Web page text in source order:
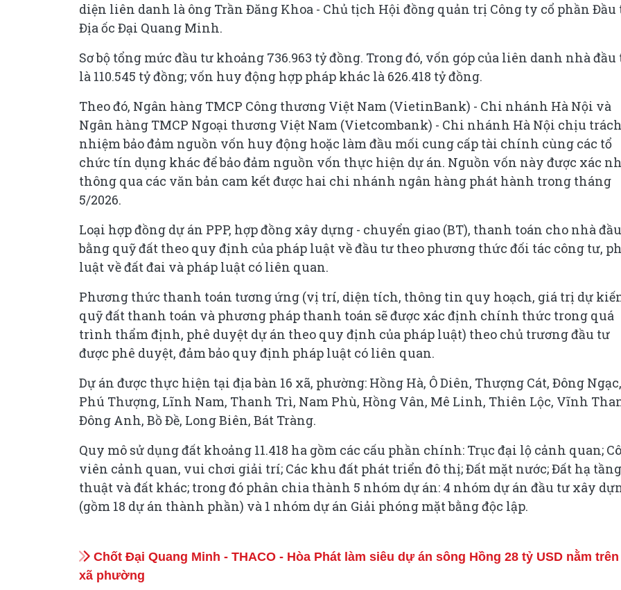
diện liên danh là ông Trần Đăng Khoa - Chủ tịch Hội đồng quản trị Công ty cổ phần Đầu
Địa ốc Đại Quang Minh.
Sơ bộ tổng mức đầu tư khoảng 736.963 tỷ đồng. Trong đó, vốn góp của liên danh nhà đầu
là 110.545 tỷ đồng; vốn huy động hợp pháp khác là 626.418 tỷ đồng.
Theo đó, Ngân hàng TMCP Công thương Việt Nam (VietinBank) - Chi nhánh Hà Nội và
Ngân hàng TMCP Ngoại thương Việt Nam (Vietcombank) - Chi nhánh Hà Nội chịu
nhiệm bảo đảm nguồn vốn huy động hoặc làm đầu mối cung cấp tài chính cùng các tổ
chức tín dụng khác để bảo đảm nguồn vốn thực hiện dự án. Nguồn vốn này được xác
thông qua các văn bản cam kết được hai chi nhánh ngân hàng phát hành trong tháng
5/2026.
Loại hợp đồng dự án PPP, hợp đồng xây dựng - chuyển giao (BT), thanh toán cho nhà
bằng quỹ đất theo quy định của pháp luật về đầu tư theo phương thức đối tác công tư,
luật về đất đai và pháp luật có liên quan.
Phương thức thanh toán tương ứng (vị trí, diện tích, thông tin quy hoạch, giá trị dự
quỹ đất thanh toán và phương pháp thanh toán sẽ được xác định chính thức trong quá
trình thẩm định, phê duyệt dự án theo quy định của pháp luật) theo chủ trương đầu tư
được phê duyệt, đảm bảo quy định pháp luật có liên quan.
Dự án được thực hiện tại địa bàn 16 xã, phường: Hồng Hà, Ô Diên, Thượng Cát, Đông Ngạc,
Phú Thượng, Lĩnh Nam, Thanh Trì, Nam Phù, Hồng Vân, Mê Linh, Thiên Lộc, Vĩnh
Đông Anh, Bồ Đề, Long Biên, Bát Tràng.
Quy mô sử dụng đất khoảng 11.418 ha gồm các cấu phần chính: Trục đại lộ cảnh quan;
viên cảnh quan, vui chơi giải trí; Các khu đất phát triển đô thị; Đất mặt nước; Đất hạ
thuật và đất khác; trong đó phân chia thành 5 nhóm dự án: 4 nhóm dự án đầu tư xây
(gồm 18 dự án thành phần) và 1 nhóm dự án Giải phóng mặt bằng độc lập.
Chốt Đại Quang Minh - THACO - Hòa Phát làm siêu dự án sông Hồng 28 tỷ USD nằm trên
xã phường